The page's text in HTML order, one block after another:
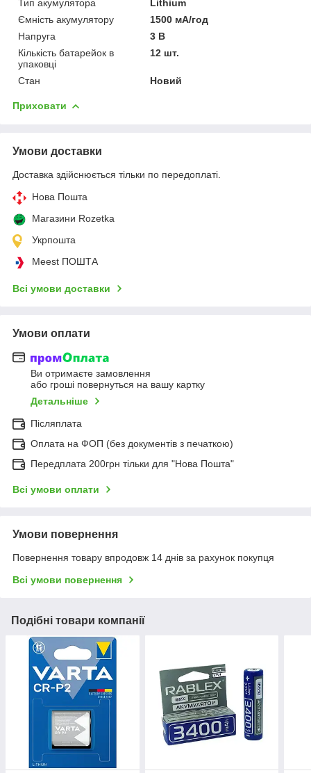
Тип акумулятора
Lithium
Ємність акумулятору
1500 мА/год
Напруга
3 В
Кількість батарейок в
упаковці
12 шт.
Стан Новий
Приховати
Умови доставки
Доставка здійснюється тільки по передоплаті.
Нова Пошта
Магазини Rozetka
Укрпошта
Meest ПОШТА
Всі умови доставки
Умови оплати
Ви отримаєте замовлення
або гроші повернуться на вашу картку
Детальніше
Післяплата
Оплата на ФОП (без документів з печаткою)
Передплата 200грн тільки для "Нова Пошта"
Всі умови оплати
Умови повернення
Повернення товару впродовж 14 днів за рахунок покупця
Всі умови повернення
Подібні товари компанії